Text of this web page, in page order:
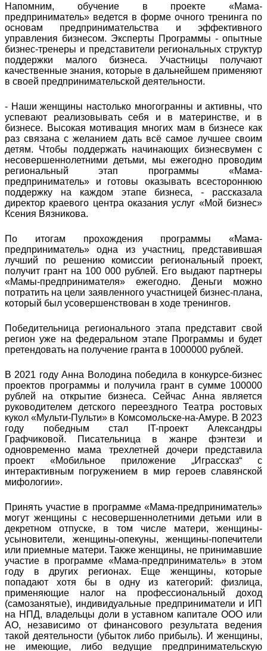
Напомним, обучение в проекте «Мама-
предприниматель» ведется в форме очного тренинга по
основам предпринимательства и эффективного
управления бизнесом. Эксперты Программы - опытные
бизнес-тренеры и представители региональных структур
поддержки малого бизнеса. Участницы получают
качественные знания, которые в дальнейшем применяют
в своей предпринимательской деятельности.
- Наши женщины настолько многогранны и активны, что
успевают реализовывать себя и в материнстве, и в
бизнесе. Высокая мотивация многих мам в бизнесе как
раз связана с желанием дать всё самое лучшее своим
детям. Чтобы поддержать начинающих бизнесвумен с
несовершеннолетними детьми, мы ежегодно проводим
региональный этап программы «Мама-
предприниматель» и готовы оказывать всестороннюю
поддержку на каждом этапе бизнеса, - рассказала
директор краевого центра оказания услуг «Мой бизнес»
Ксения Вязникова.
По итогам прохождения программы «Мама-
предприниматель» одна из участниц, представившая
лучший по решению комиссии региональный проект,
получит грант на 100 000 рублей. Его выдают партнеры
«Мамы-предпринимателя» ежегодно. Деньги можно
потратить на цели заявленного участницей бизнес-плана,
который был усовершенствован в ходе тренингов.
Победительница регионального этапа представит свой
регион уже на федеральном этапе Программы и будет
претендовать на получение гранта в 1000000 рублей.
В 2021 году Анна Володина победила в конкурсе-бизнес
проектов программы и получила грант в сумме 100000
рублей на открытие бизнеса. Сейчас Анна является
руководителем детского переездного Театра ростовых
кукол «Мульти-Пульти» в Комсомольске-на-Амуре. В 2023
году победным стал IT-проект Александры
Графчиковой. Писательница в жанре фэнтези и
одновременно мама трехлетней дочери представила
проект «Мобильное приложение „Играссказ“ с
интерактивным погружением в мир героев славянской
мифологии».
Принять участие в программе «Мама-предприниматель»
могут женщины с несовершеннолетними детьми или в
декретном отпуске, в том числе матери, женщины-
усыновители, женщины-опекуны, женщины-попечители
или приемные матери. Также женщины, не принимавшие
участие в программе «Мама-предприниматель» в этом
году в других регионах. Еще женщины, которые
попадают хотя бы в одну из категорий: физлица,
применяющие налог на профессиональный доход
(самозанятые), индивидуальные предприниматели и ИП
на НПД, владельцы доли в уставном капитале ООО или
АО, независимо от финансового результата ведения
такой деятельности (убыток либо прибыль). И женщины,
не имеющие, либо ведущие предпринимательскую